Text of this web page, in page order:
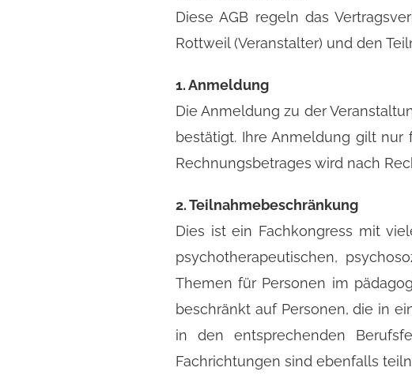
Diese AGB regeln das
Rottweil (Veranstalter) und den
1. Anmeldung
Die Anmeldung zu der
bestätigt. Ihre Anmeldung gilt
Rechnungsbetrages wird nach
2. Teilnahmebeschränkung
Dies ist ein Fachkongress mit
psychotherapeutischen,
Themen für Personen im
beschränkt auf Personen, die in
in den entsprechenden
Fachrichtungen sind ebenfalls